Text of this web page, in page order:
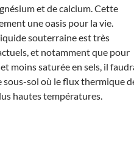
et de calcium. Cette
une oasis pour la vie.
souterraine est très
et notamment que pour
moins saturée en sels, il
sol où le flux thermique
hautes températures.